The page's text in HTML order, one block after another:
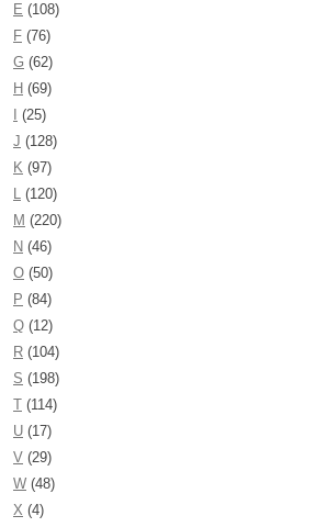
E (108)
F (76)
G (62)
H (69)
(25)
J (128)
K (97)
L (120)
M (220)
N (46)
O (50)
P (84)
Q (12)
R (104)
S (198)
T (114)
U (17)
V (29)
W (48)
X (4)